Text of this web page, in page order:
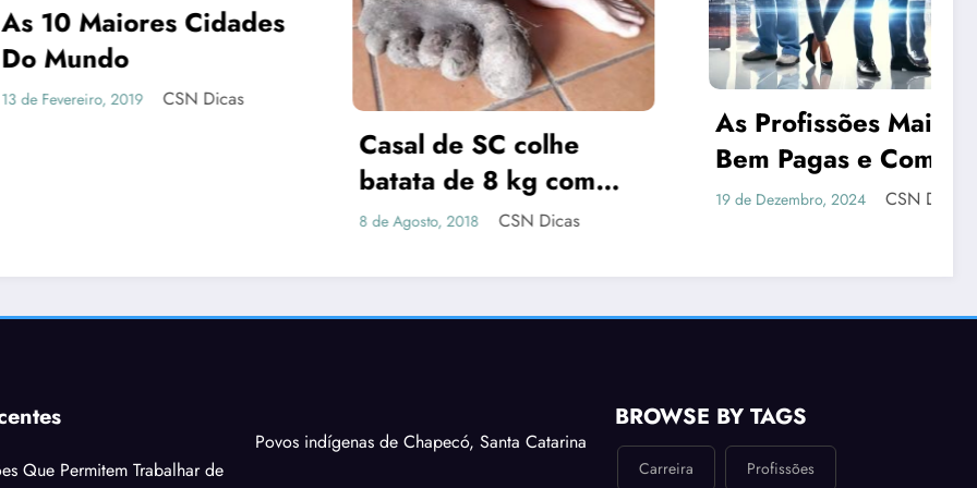
Maiores Cidades
2019 CSN Dicas
Casal de SC colhe
batata de 8 kg com
formato de pé
8 de Agosto, 2018 CSN Dicas
As Profissões Mais
Bem Pagas e Como se
Preparar para Elas com
19 de Dezembro, 2024 CSN Dicas
Que Permitem Trabalhar de
Povos indígenas de Chapecó, Santa Catarina
BROWSE BY TAGS
Carreira Profissões